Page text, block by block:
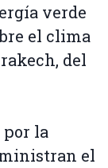
verde
el clima
del
la
el